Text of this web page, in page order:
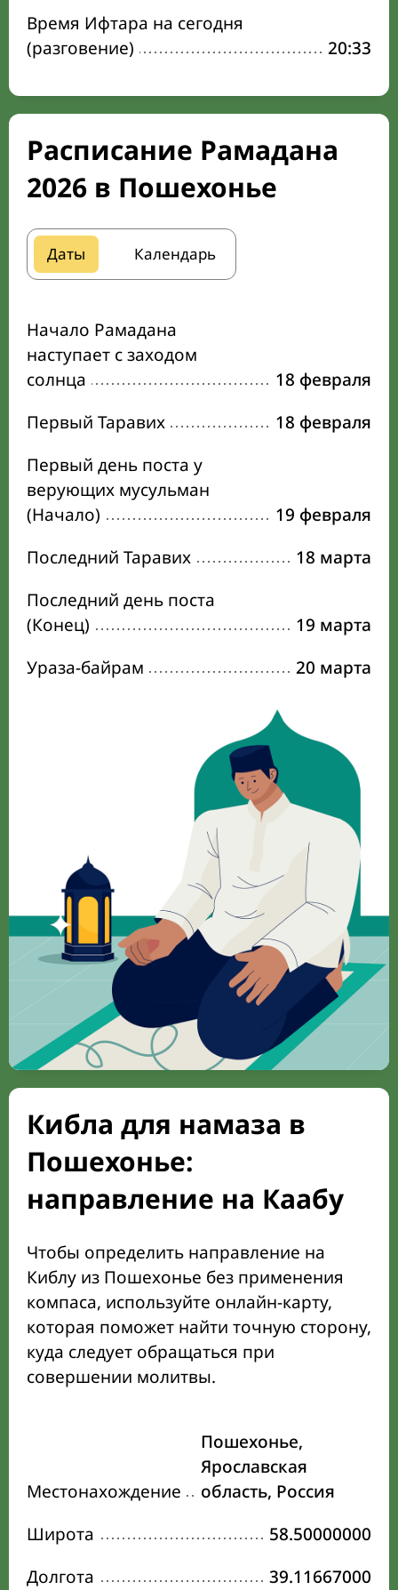
Время Ифтара на сегодня
(разговение)
20:33
Расписание Рамадана
2026 в Пошехонье
Даты Календарь
Начало Рамадана
наступает с заходом
солнца
18 февраля
Первый Таравих
18 февраля
Первый день поста у
верующих мусульман
(Начало)
19 февраля
Последний Таравих
18 марта
Последний день поста
(Конец)
19 марта
Ураза-байрам
20 марта
Кибла для намаза в
Пошехонье:
направление на Каабу
Чтобы определить направление на
Киблу из Пошехонье без применения
компаса, используйте онлайн-карту,
которая поможет найти точную сторону,
куда следует обращаться при
совершении молитвы.
Местонахождение
Пошехонье,
Ярославская
область, Россия
Широта
58.50000000
Долгота
39.11667000